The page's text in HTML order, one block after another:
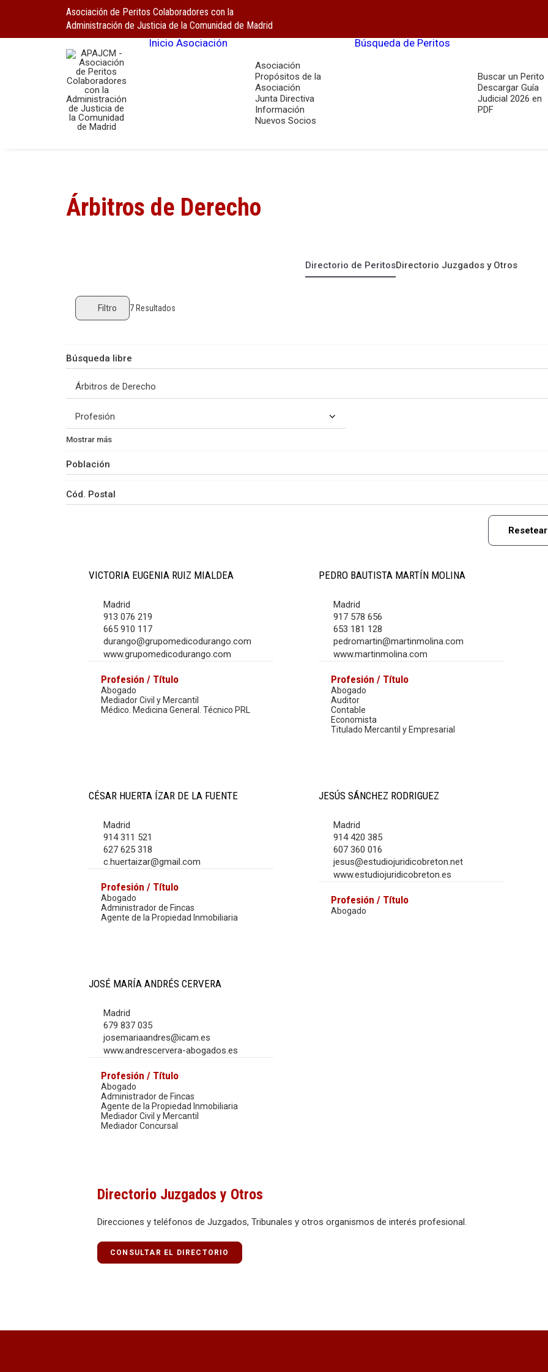
Asociación de Peritos Colaboradores con la
Administración de Justicia de la Comunidad de Madrid
Inicio Asociación
Asociación
Propósitos de la
Asociación
Junta Directiva
Información
Nuevos Socios
Búsqueda de Peritos
Buscar un Perito
Descargar Guía
Judicial 2026 en
PDF
Árbitros de Derecho
Directorio de PeritosDirectorio Juzgados y Otros
Filtro 7 Resultados
Mostrar más
VICTORIA EUGENIA RUIZ MIALDEA
Madrid
913 076 219
665 910 117
durango@grupomedicodurango.com
www.grupomedicodurango.com
Profesión / Título
Abogado
Mediador Civil y Mercantil
Médico. Medicina General. Técnico PRL
PEDRO BAUTISTA MARTÍN MOLINA
Madrid
917 578 656
653 181 128
pedromartin@martinmolina.com
www.martinmolina.com
Profesión / Título
Abogado
Auditor
Contable
Economista
Titulado Mercantil y Empresarial
CÉSAR HUERTA ÍZAR DE LA FUENTE
Madrid
914 311 521
627 625 318
c.huertaizar@gmail.com
Profesión / Título
Abogado
Administrador de Fincas
Agente de la Propiedad Inmobiliaria
JESÚS SÁNCHEZ RODRIGUEZ
Madrid
914 420 385
607 360 016
jesus@estudiojuridicobreton.net
www.estudiojuridicobreton.es
Profesión / Título
Abogado
JOSÉ MARÍA ANDRÉS CERVERA
Madrid
679 837 035
josemariaandres@icam.es
www.andrescervera-abogados.es
Profesión / Título
Abogado
Administrador de Fincas
Agente de la Propiedad Inmobiliaria
Mediador Civil y Mercantil
Mediador Concursal
Directorio Juzgados y Otros
Direcciones y teléfonos de Juzgados, Tribunales y otros organismos de interés profesional.
CONSULTAR EL DIRECTORIO